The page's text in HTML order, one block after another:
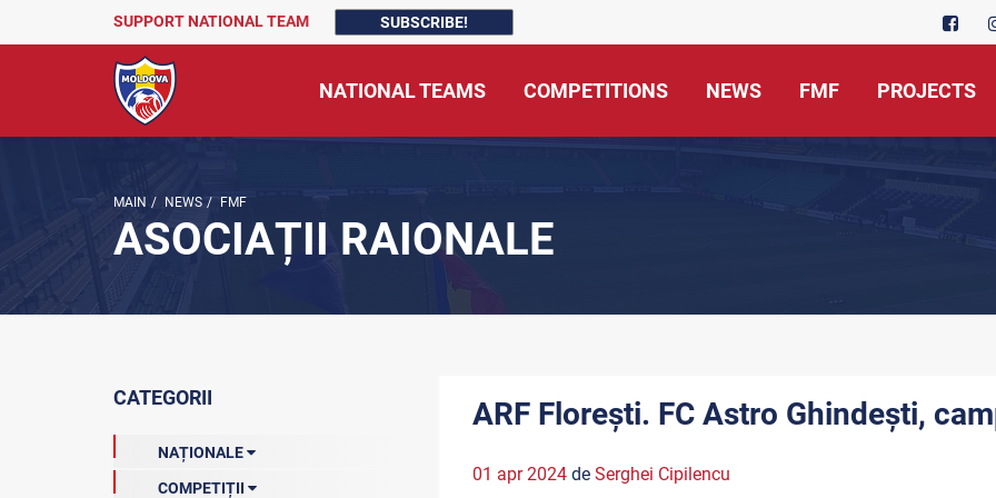
SUPPORT NATIONAL TEAM SUBSCRIBE!
NATIONAL TEAMS COMPETITIONS NEWS FMF PROJECTS
MAIN / NEWS / FMF
ASOCIAȚII RAIONALE
CATEGORII
NAȚIONALE
COMPETIȚII
ARF Florești. FC Astro Ghindești,
01 apr 2024de Serghei Cipilencu